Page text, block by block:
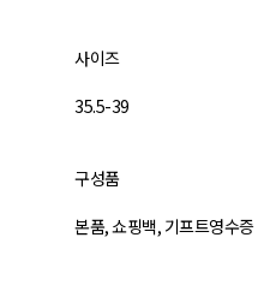
사이즈
35.5-39
구성품
본품, 쇼핑백, 기프트영수증